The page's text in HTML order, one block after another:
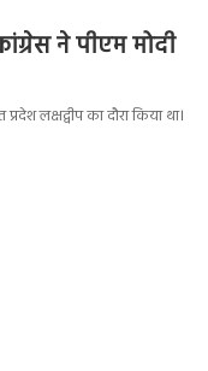
ने पीएम मोदी
लक्षद्वीप का दौरा किया था।